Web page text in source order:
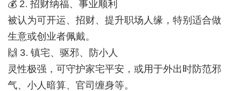
💰 2. 招财纳福、事业顺利
被认为可开运、招财、提升职场人缘，特别适合做
生意或创业者佩戴。
🙌 3. 镇宅、驱邪、防小人
灵性极强，可守护家宅平安，或用于外出时防范邪
气、小人暗算、官司缠身等。